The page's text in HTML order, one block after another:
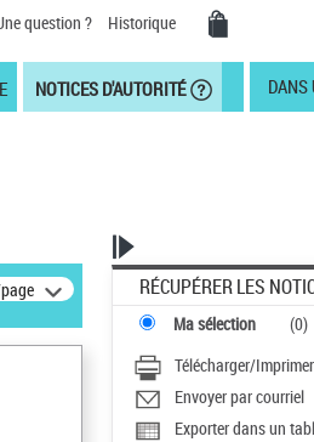
question ? Historique
NOTICES D'AUTORITÉ DANS
RÉCUPÉRER LES
Ma sélection (0)
Télécharger/Imprimer
Envoyer par courriel
Exporter dans un